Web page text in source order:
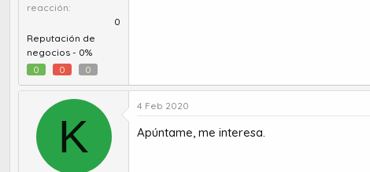
reacción
0
Reputación de
negocios - 0%
0
0 0
K
4 Feb 2020
Apúntame, me interesa.